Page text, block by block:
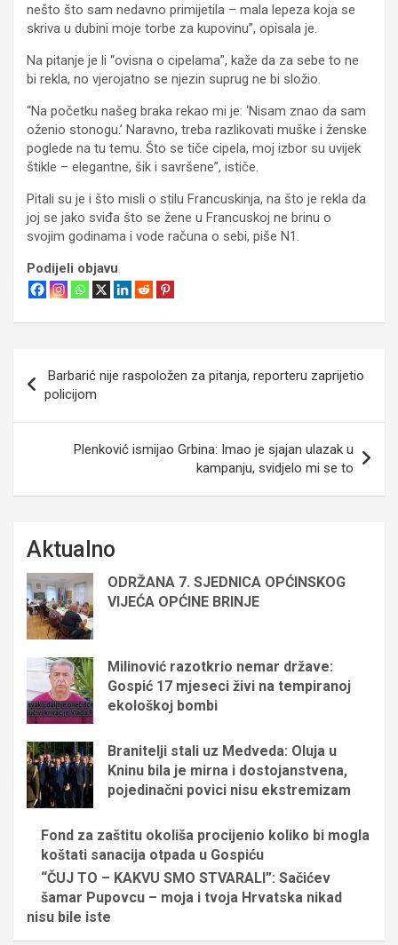
nešto što sam nedavno primijetila – mala lepeza koja se
skriva u dubini moje torbe za kupovinu”, opisala je.
Na pitanje je li “ovisna o cipelama”, kaže da za sebe to ne
bi rekla, no vjerojatno se njezin suprug ne bi složio.
“Na početku našeg braka rekao mi je: ‘Nisam znao da sam
oženio stonogu.’ Naravno, treba razlikovati muške i ženske
poglede na tu temu. Što se tiče cipela, moj izbor su uvijek
štikle – elegantne, šik i savršene”, ističe.
Pitali su je i što misli o stilu Francuskinja, na što je rekla da
joj se jako sviđa što se žene u Francuskoj ne brinu o
svojim godinama i vode računa o sebi, piše N1.
Podijeli objavu
objava
Barbarić nije raspoložen za pitanja, reporteru zaprijetio
policijom
Plenković ismijao Grbina: Imao je sjajan ulazak u
kampanju, svidjelo mi se to
Aktualno
ODRŽANA 7. SJEDNICA OPĆINSKOG
VIJEĆA OPĆINE BRINJE
Milinović razotkrio nemar države:
Gospić 17 mjeseci živi na tempiranoj
ekološkoj bombi
Branitelji stali uz Medveda: Oluja u
Kninu bila je mirna i dostojanstvena,
pojedinačni povici nisu ekstremizam
Fond za zaštitu okoliša procijenio koliko bi mogla
koštati sanacija otpada u Gospiću
“ČUJ TO – KAKVU SMO STVARALI”: Sačićev
šamar Pupovcu – moja i tvoja Hrvatska nikad
nisu bile iste